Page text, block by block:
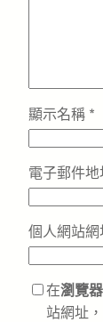
顯示名稱 *
電子郵件地
個人網站網
在瀏覽器
站網址